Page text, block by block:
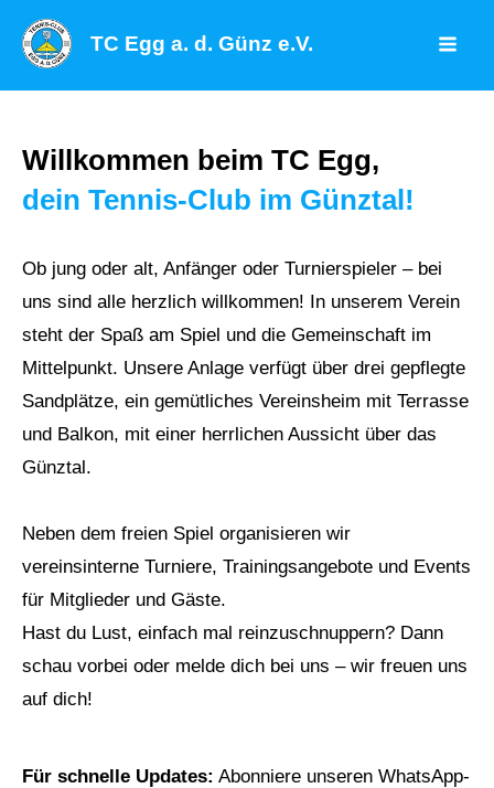
Inhalt
TC Egg a. d. Günz e.V.
Willkommen beim TC Egg,
dein Tennis-Club im Günztal!
Ob jung oder alt, Anfänger oder Turnierspieler – bei
uns sind alle herzlich willkommen! In unserem Verein
steht der Spaß am Spiel und die Gemeinschaft im
Mittelpunkt. Unsere Anlage verfügt über drei gepflegte
Sandplätze, ein gemütliches Vereinsheim mit Terrasse
und Balkon, mit einer herrlichen Aussicht über das
Günztal.
Neben dem freien Spiel organisieren wir
vereinsinterne Turniere, Trainingsangebote und Events
für Mitglieder und Gäste.
Hast du Lust, einfach mal reinzuschnuppern? Dann
schau vorbei oder melde dich bei uns – wir freuen uns
auf dich!
Für schnelle Updates: Abonniere unseren WhatsApp-